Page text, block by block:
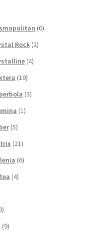
(0)
Rock (2)
(4)
(10)
(3)
(1)
(5)
(21)
(6)
(4)
(9)